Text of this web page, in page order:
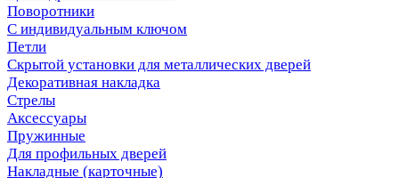
Поворотники
С индивидуальным ключом
Петли
Скрытой установки для металлических дверей
Декоративная накладка
Стрелы
Аксессуары
Пружинные
Для профильных дверей
Накладные (карточные)